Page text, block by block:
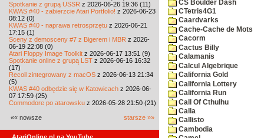
Spotkanie z grupą USSR z 2026-06-26 19:36 (11)
KWAS #40 - zabierzcie Atari Portfolio! z 2026-06-23
08:12 (0)
KWAS #40 - naprawa retrosprzętu z 2026-06-21
17:15 (1)
Sceny z demosceny #7 z Bigerem i MBR z 2026-
06-19 22:08 (0)
Atari Floppy Image Toolkit z 2026-06-17 13:51 (9)
Spotkanie online z grupą LST z 2026-06-16 16:32
(17)
Recoil zintegrowany z macOS z 2026-06-13 21:34
(5)
KWAS #40 odbędzie się w Katowicach z 2026-06-
07 17:59 (25)
Commodore po atarowsku z 2026-05-28 21:50 (21)
«« nowsze starsze »»
CS Boulder Dash
CTetris4G1
Caardvarks
Cache-Cache de Mots
Cacorm
Cactus Billy
Calamanis
Calcul Algebrique
California Gold
California Lottery
California Run
Call Of Cthulhu
Calla
Callisto
Cambodia